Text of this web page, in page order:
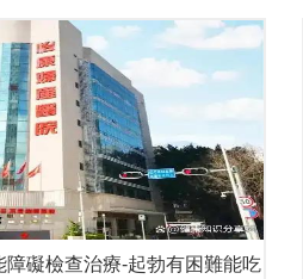
障礙檢查治療-起勃有困難能吃